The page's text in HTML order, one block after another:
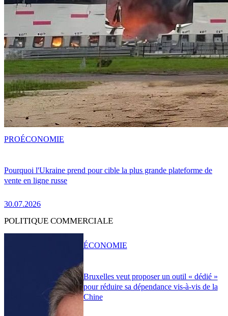
Pourquoi l'Ukraine prend pour cible la plus grande plateforme de
vente en ligne russe
30.07.2026
PROÉCONOMIE
POLITIQUE COMMERCIALE
Bruxelles veut proposer un outil « dédié »
pour réduire sa dépendance vis-à-vis de la
Chine
ÉCONOMIE